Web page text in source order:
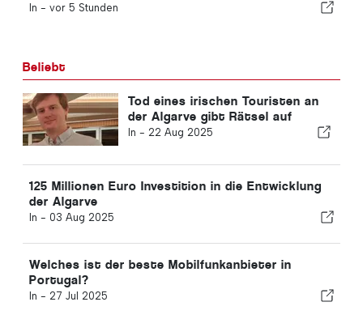
In - vor 5 Stunden
Beliebt
Tod eines irischen Touristen an
der Algarve gibt Rätsel auf
In - 22 Aug 2025
125 Millionen Euro Investition in die Entwicklung
der Algarve
In - 03 Aug 2025
Welches ist der beste Mobilfunkanbieter in
Portugal?
In - 27 Jul 2025